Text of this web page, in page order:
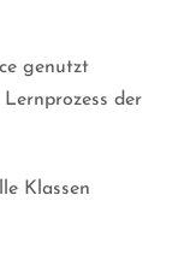
genutzt
der
Klassen